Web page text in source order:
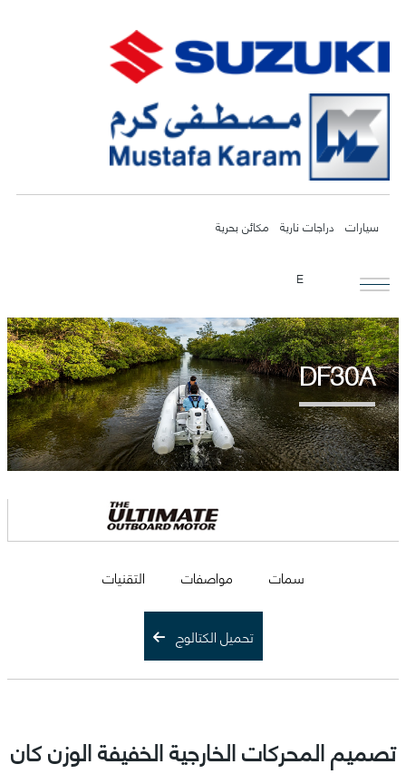
سيارات دراجات نارية مكائن بحرية
DF30A
سمات مواصفات التقنيات
تحميل الكتالوج
تصميم المحركات الخارجية الخفيفة الوزن كان